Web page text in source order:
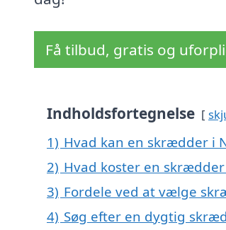
Få tilbud, gratis og
Indholdsfortegnelse
1) Hvad kan en skrædder i
2) Hvad koster en
3) Fordele ved at vælge
4) Søg efter en dygtig